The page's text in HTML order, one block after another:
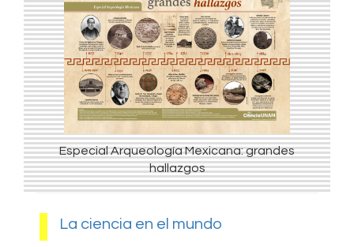
Especial Arqueología Mexicana: grandes
hallazgos
La ciencia en el mundo